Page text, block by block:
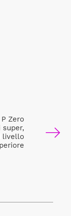
Zero
super,
livello